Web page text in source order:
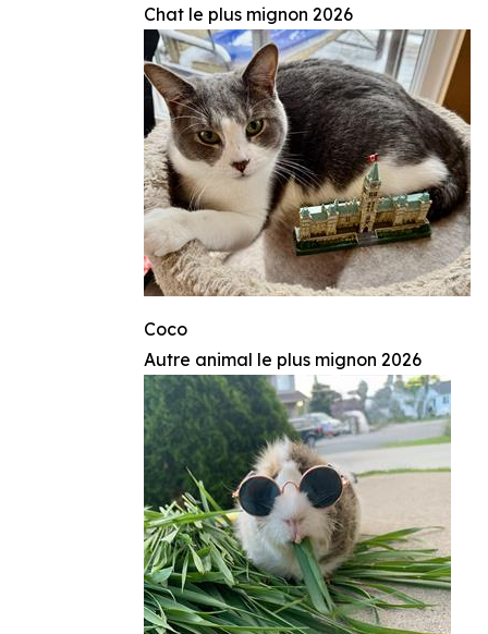
Chat le plus mignon 2026
Coco
Autre animal le plus mignon 2026